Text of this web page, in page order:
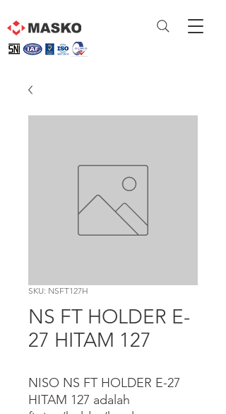
SKU: NSFT127H
NS FT HOLDER E-
27 HITAM 127
NISO NS FT HOLDER E-27
HITAM 127 adalah